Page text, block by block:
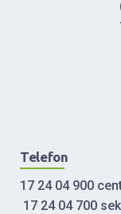
Telefon
17 24 04 900
17 24 04 700